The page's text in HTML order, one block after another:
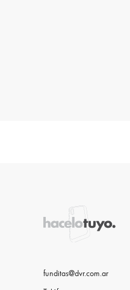
funditas@dvr.com.ar